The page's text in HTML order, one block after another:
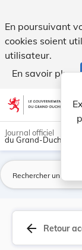
En poursuivant
cookies soient
utilisateur.
En savoir plus
Aller au contenu
Journal officiel
du Grand-Duché de
arrow_back Retour